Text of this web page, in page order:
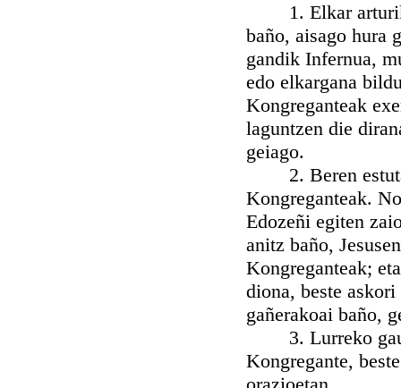
1. Elkar arturik
baño, aisago hura
gandik Infernua,
edo elkargana
Kongreganteak
laguntzen die
geiago.
2. Beren
Kongreganteak.
Edozeñi egiten
anitz baño,
Kongreganteak;
diona, beste
gañerakoai baño,
3. Lurreko
Kongregante,